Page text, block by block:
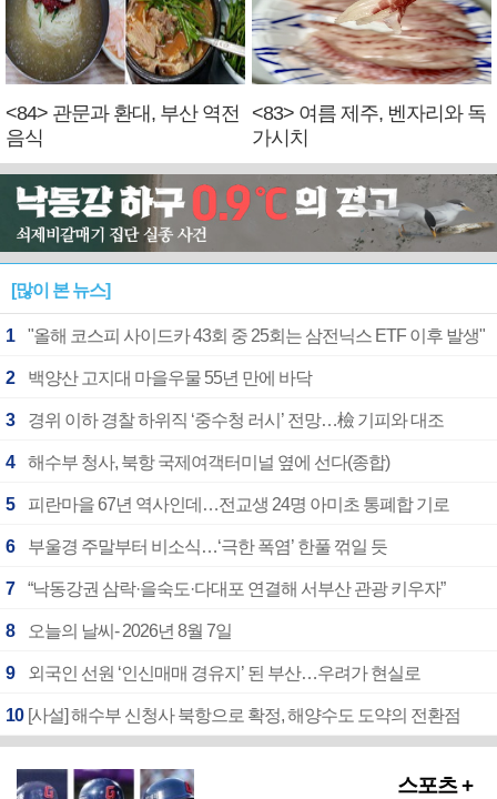
<84> 관문과 환대, 부산 역전
음식
<83> 여름 제주, 벤자리와 독
가시치
[많이 본 뉴스]
1 "올해 코스피 사이드카 43회 중 25회는 삼전닉스 ETF 이후 발생"
2 백양산 고지대 마을우물 55년 만에 바닥
3 경위 이하 경찰 하위직 ‘중수청 러시’ 전망…檢 기피와 대조
4 해수부 청사, 북항 국제여객터미널 옆에 선다(종합)
5 피란마을 67년 역사인데…전교생 24명 아미초 통폐합 기로
6 부울경 주말부터 비소식…‘극한 폭염’ 한풀 꺾일 듯
7 “낙동강권 삼락·을숙도·다대포 연결해 서부산 관광 키우자”
8 오늘의 날씨- 2026년 8월 7일
9 외국인 선원 ‘인신매매 경유지’ 된 부산…우려가 현실로
10 [사설] 해수부 신청사 북항으로 확정, 해양수도 도약의 전환점
스포츠 +